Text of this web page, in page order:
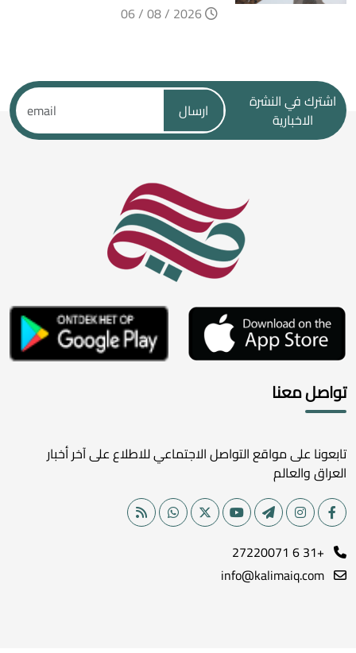
اشترك في النشرة
الاخبارية
ارسال
تواصل معنا
تابعونا على مواقع التواصل الاجتماعي للاطلاع على آخر أخبار
العراق والعالم
+31 6 27220071
info@kalimaiq.com